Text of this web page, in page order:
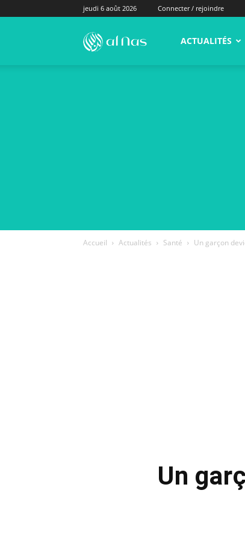
jeudi 6 août 2026 Connecter / rejoindre
alNas.fr ACTUALITÉS
Accueil Actualités Santé Un garçon
Un